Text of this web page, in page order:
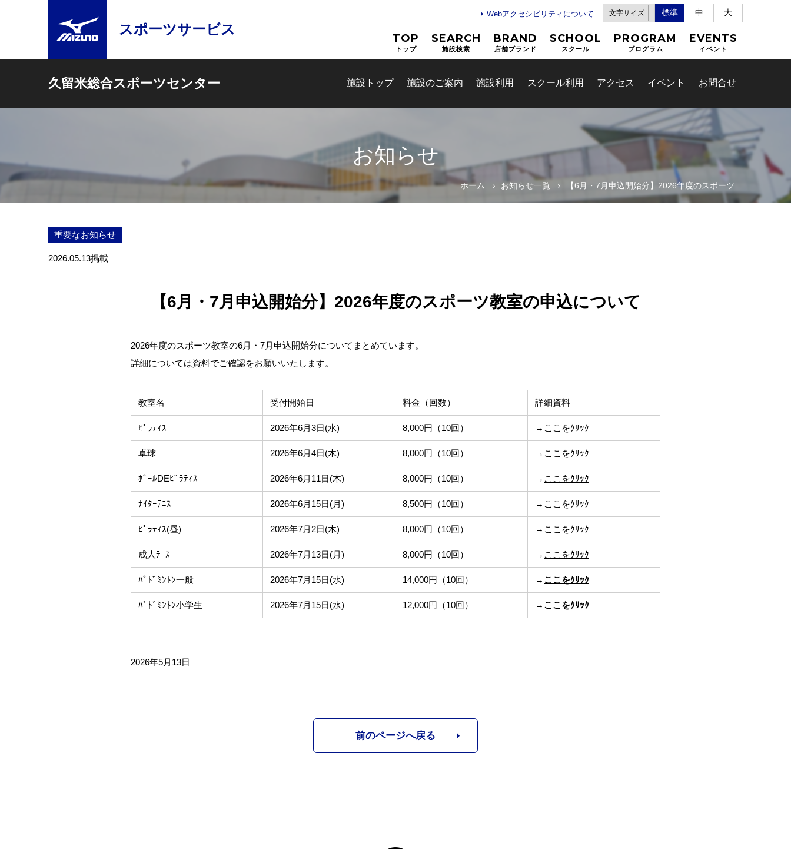
スポーツサービス
文字サイズ 標準 中 大
Webアクセシビリティについて
TOP
トップ
SEARCH
施設検索
BRAND
店舗ブランド
SCHOOL
スクール
PROGRAM
プログラム
EVENTS
イベント
久留米総合スポーツセンター 施設トップ 施設のご案内 施設利用 スクール利用 アクセス イベント お問合せ
お知らせ
ホーム お知らせ一覧
重要なお知らせ
2026.05.13掲載
【6月・7月申込開始分】2026年度のスポーツ教室の申込について
2026年度のスポーツ教室の6月・7月申込開始分についてまとめています。
詳細については資料でご確認をお願いいたします。
教室名 受付開始日 料金（回数） 詳細資料
ﾋﾟﾗﾃｨｽ 2026年6月3日(水) 8,000円（10回） → ここをｸﾘｯｸ
卓球 2026年6月4日(木) 8,000円（10回） → ここをｸﾘｯｸ
ﾎﾞｰﾙDEﾋﾟﾗﾃｨｽ 2026年6月11日(木) 8,000円（10回） → ここをｸﾘｯｸ
ﾅｲﾀｰﾃﾆｽ 2026年6月15日(月) 8,500円（10回） → ここをｸﾘｯｸ
ﾋﾟﾗﾃｨｽ(昼) 2026年7月2日(木) 8,000円（10回） → ここをｸﾘｯｸ
成人ﾃﾆｽ 2026年7月13日(月) 8,000円（10回） → ここをｸﾘｯｸ
ﾊﾞﾄﾞﾐﾝﾄﾝ一般 2026年7月15日(水) 14,000円（10回） → ここをｸﾘｯｸ
ﾊﾞﾄﾞﾐﾝﾄﾝ小学生 2026年7月15日(水) 12,000円（10回） → ここをｸﾘｯｸ
2026年5月13日
前のページへ戻る